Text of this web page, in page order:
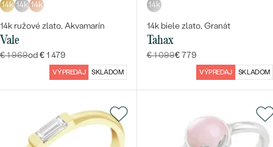
14k 14k 14k
14k ružové zlato, Akvamarín
Vale
€ 1 969od € 1 479
VÝPREDAJ SKLADOM
14k
14k biele zlato, Granát
Tahax
€ 1 099€ 779
VÝPREDAJ SKLADOM